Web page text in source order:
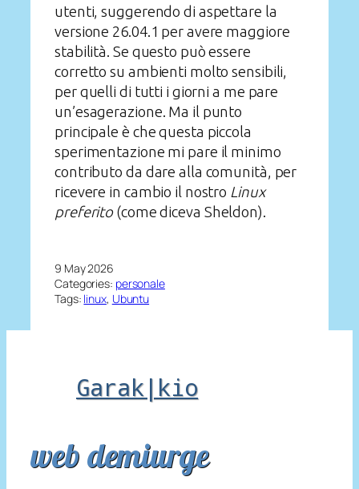
utenti, suggerendo di aspettare la
versione 26.04.1 per avere maggiore
stabilità. Se questo può essere
corretto su ambienti molto sensibili,
per quelli di tutti i giorni a me pare
un’esagerazione. Ma il punto
principale è che questa piccola
sperimentazione mi pare il minimo
contributo da dare alla comunità, per
ricevere in cambio il nostro Linux
preferito(come diceva Sheldon).
9 May 2026
Categories: personale
Tags: linux, Ubuntu
Garak|kio
web demiurge